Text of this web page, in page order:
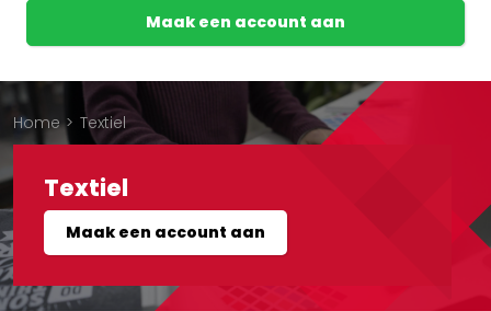
Maak een account aan
Home > Textiel
Textiel
Maak een account aan